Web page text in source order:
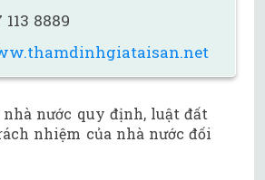
8889
nhà nước quy định, luật đất
nhiệm của nhà nước đối